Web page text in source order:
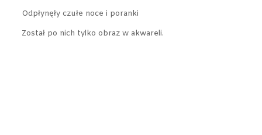
Odpłynęły czułe noce i poranki
Został po nich tylko obraz w akwareli.